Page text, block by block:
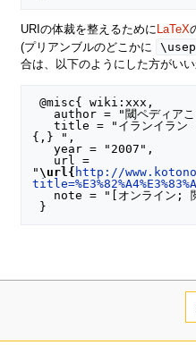
URIの体裁を整えるために LaTeX
(プリアンブルのどこかに
合は、以下のようにした方がいい
@misc{ wiki:xxx,
   title = "イランイラン --- 閾ペディアことのは
{,} ",
   year = "2007",
"\url{ http://